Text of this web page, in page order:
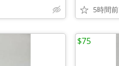
5時間前
$75